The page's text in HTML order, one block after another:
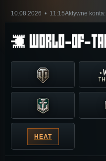
10.08.2026 • 11:15Aktywne konta:
HEAT